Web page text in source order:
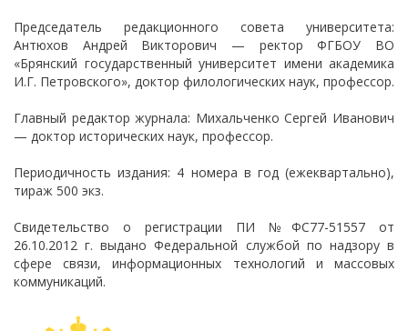
Председатель редакционного совета университета:
Антюхов Андрей Викторович — ректор ФГБОУ ВО
«Брянский государственный университет имени академика
И.Г. Петровского», доктор филологических наук, профессор.
Главный редактор журнала: Михальченко Сергей Иванович
— доктор исторических наук, профессор.
Периодичность издания: 4 номера в год (ежеквартально),
тираж 500 экз.
Свидетельство о регистрации ПИ №ФС77-51557 от
26.10.2012 г. выдано Федеральной службой по надзору в
сфере связи, информационных технологий и массовых
коммуникаций.